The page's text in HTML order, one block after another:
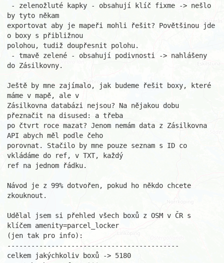
by tyto někam
exportovat aby je mapeři mohli řešit? Povětšinou jde
o boxy s přibližnou
polohou, tudiž doupřesnit polohu.
do Zásilkovny.
Ještě by mne zajímalo, jak budeme řešit boxy, které
máme v mapě, ale v
Zásilkovna databázi nejsou? Na nějakou dobu
přeznačit na disused: a třeba
po čtvrt roce mazat? Jenom nemám data z Zásilkovna
API abych měl podle čeho
porovnat. Stačilo by mne pouze seznam s ID co
vkládáme do ref, v TXT, každý
ref na jednom řádku.
Návod je z 99% dotvořen, pokud ho někdo chcete
zkouknout.
Udělal jsem si přehled všech boxů z OSM v ČR s
klíčem amenity=parcel_locker
(jen tak pro info):
-------------------------------------------
celkem jakýchkoliv boxů -> 5180